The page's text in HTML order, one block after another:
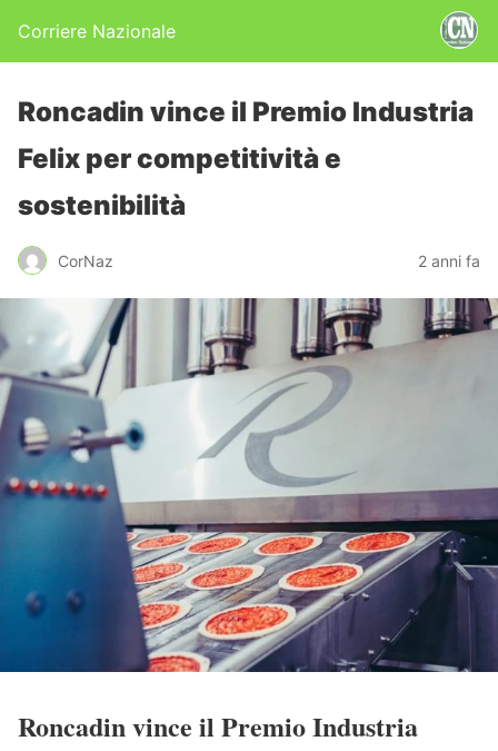
Corriere Nazionale
Roncadin vince il Premio Industria
Felix per competitività e
sostenibilità
CorNaz 2 anni fa
Roncadin vince il Premio Industria